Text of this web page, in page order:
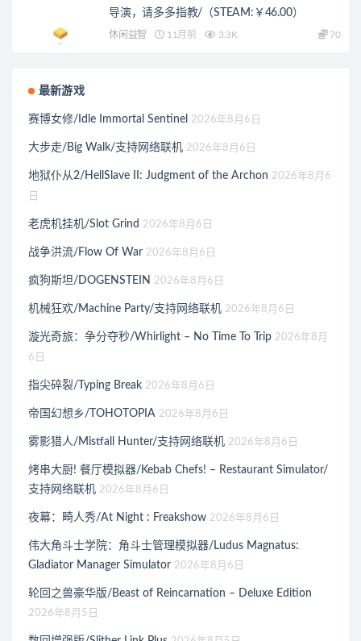
导演，请多多指教/（STEAM:￥46.00）
休闲益智 11月前 3.3K 70
最新游戏
赛博女修/Idle Immortal Sentinel 2026年8月6日
大步走/Big Walk/支持网络联机 2026年8月6日
地狱仆从2/HellSlave II: Judgment of the Archon 2026年8月6
日
老虎机挂机/Slot Grind 2026年8月6日
战争洪流/Flow Of War 2026年8月6日
疯狗斯坦/DOGENSTEIN 2026年8月6日
机械狂欢/Machine Party/支持网络联机 2026年8月6日
漩光奇旅：争分夺秒/Whirlight – No Time To Trip 2026年8月
6日
指尖碎裂/Typing Break 2026年8月6日
帝国幻想乡/TOHOTOPIA 2026年8月6日
雾影猎人/Mistfall Hunter/支持网络联机 2026年8月6日
烤串大厨! 餐厅模拟器/Kebab Chefs! – Restaurant Simulator/
支持网络联机 2026年8月6日
夜幕：畸人秀/At Night : Freakshow 2026年8月6日
伟大角斗士学院：角斗士管理模拟器/Ludus Magnatus:
Gladiator Manager Simulator 2026年8月6日
轮回之兽豪华版/Beast of Reincarnation – Deluxe Edition
2026年8月5日